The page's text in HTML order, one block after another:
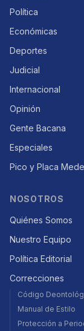
Política
Económicas
Deportes
Judicial
Internacional
Opinión
Gente Bacana
Especiales
Pico y Placa
NOSOTROS
Quiénes Somos
Nuestro Equipo
Política Editorial
Correcciones
Código
Manual de Estilo
Protección a